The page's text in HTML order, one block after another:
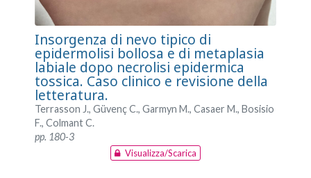
Insorgenza di nevo tipico di
epidermolisi bollosa e di metaplasia
labiale dopo necrolisi epidermica
tossica. Caso clinico e revisione della
letteratura.
Terrasson J., Güvenç C., Garmyn M., Casaer M., Bosisio
F., Colmant C.
pp. 180-3
Visualizza/Scarica